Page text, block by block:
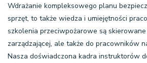
Wdrażanie kompleksowego planu
sprzęt, to także wiedza i umiejętności
szkolenia przeciwpożarowe są
zarządzającej, ale także do pracowników
Nasza doświadczona kadra instruktorów